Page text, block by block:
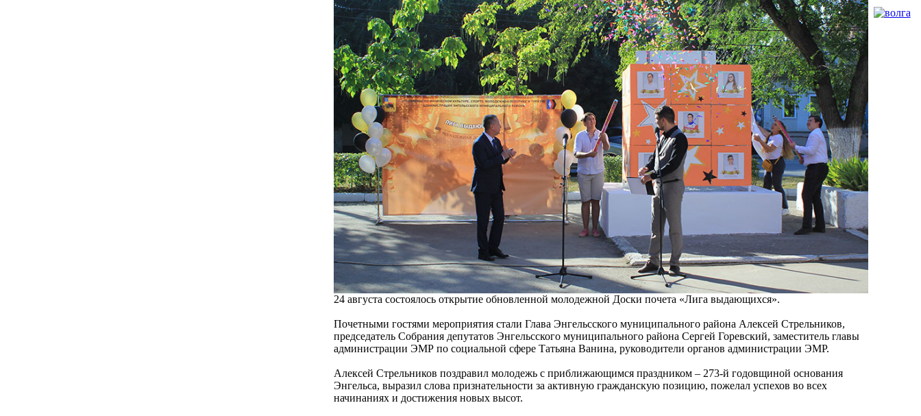
24 августа состоялось открытие обновленной молодежной Доски почета «Лига выдающихся».
Почетными гостями мероприятия стали Глава Энгельсского муниципального района Алексей Стрельников,
председатель Собрания депутатов Энгельсского муниципального района Сергей Горевский, заместитель главы
администрации ЭМР по социальной сфере Татьяна Ванина, руководители органов администрации ЭМР.
Алексей Стрельников поздравил молодежь с приближающимся праздником – 273-й годовщиной основания
Энгельса, выразил слова признательности за активную гражданскую позицию, пожелал успехов во всех
начинаниях и достижения новых высот.